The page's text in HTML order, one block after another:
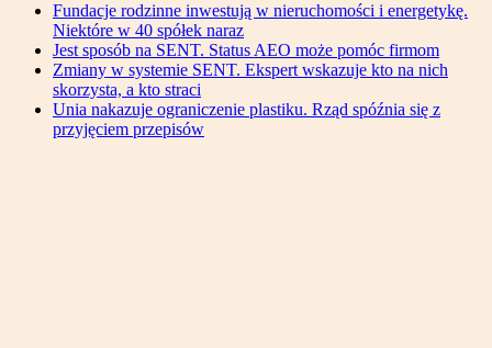
Fundacje rodzinne inwestują w nieruchomości i energetykę.
Niektóre w 40 spółek naraz
Jest sposób na SENT. Status AEO może pomóc firmom
Zmiany w systemie SENT. Ekspert wskazuje kto na nich
skorzysta, a kto straci
Unia nakazuje ograniczenie plastiku. Rząd spóźnia się z
przyjęciem przepisów